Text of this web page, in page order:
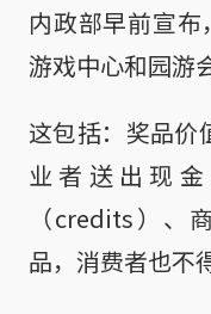
内政部早前宣
游戏中心和园游
这包括：奖品价
业者送出现
（credits）、
品，消费者也不